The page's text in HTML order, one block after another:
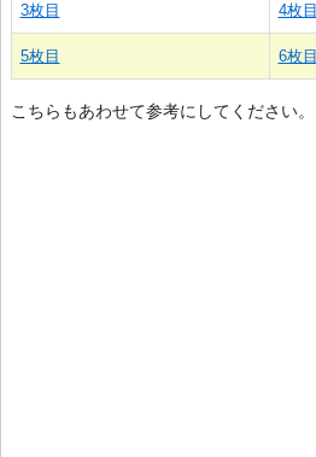
3枚目 4枚目
5枚目 6枚目
こちらもあわせて参考にしてください。